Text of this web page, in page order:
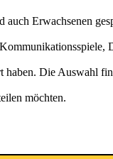
Erwachsenen
Die Auswahl
möchten.